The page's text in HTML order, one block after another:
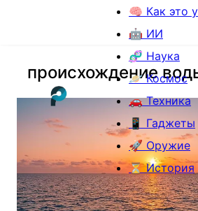
🧠 Как это
🤖 ИИ
🧬 Наука
🪐 Космос
🚗 Техника
📱 Гаджеты
🚀 Оружие
⏳ История
происхождение